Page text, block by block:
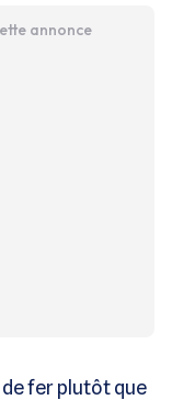
annonce
fer plutôt que